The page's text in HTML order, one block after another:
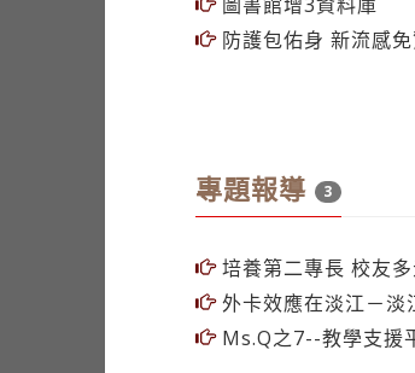
防護包佑身 新流感免
專題報導 3
培養第二專長 校友
外卡效應在淡江－淡
Ms.Q之7--教學支援